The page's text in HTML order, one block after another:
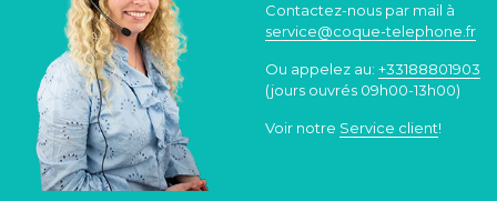
Contactez-nous par mail à
service@coque-telephone.fr
Ou appelez au: +33188801903
(jours ouvrés 09h00-13h00)
Voir notre Service client!